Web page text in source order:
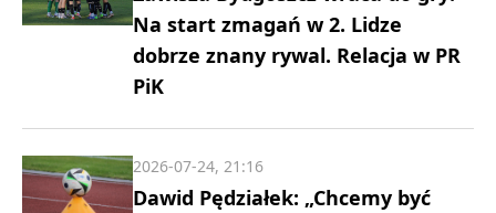
Na start zmagań w 2. Lidze
dobrze znany rywal. Relacja w PR
PiK
Dawid Pędziałek: „Chcemy być
2026-07-24, 21:16